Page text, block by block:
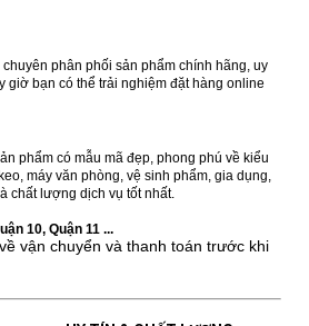
chuyên phân phối sản phẩm chính hãng, uy
giờ bạn có thể trải nghiệm đặt hàng online
phẩm có mẫu mã đẹp, phong phú về kiểu
máy văn phòng, vệ sinh phẩm, gia dụng,
chất lượng dịch vụ tốt nhất.
10, Quận 11 ...
vận chuyển và thanh toán trước khi